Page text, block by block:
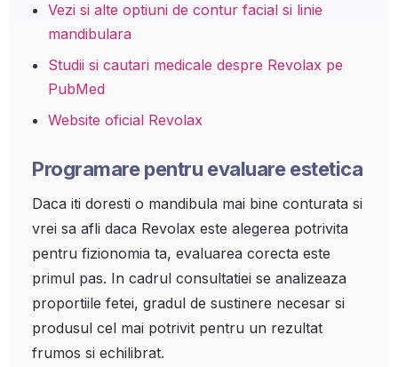
Vezi si alte optiuni de contur facial si linie
mandibulara
Studii si cautari medicale despre Revolax pe
PubMed
Website oficial Revolax
Programare pentru evaluare estetica
Daca iti doresti o mandibula mai bine conturata si
vrei sa afli daca Revolax este alegerea potrivita
pentru fizionomia ta, evaluarea corecta este
primul pas. In cadrul consultatiei se analizeaza
proportiile fetei, gradul de sustinere necesar si
produsul cel mai potrivit pentru un rezultat
frumos si echilibrat.